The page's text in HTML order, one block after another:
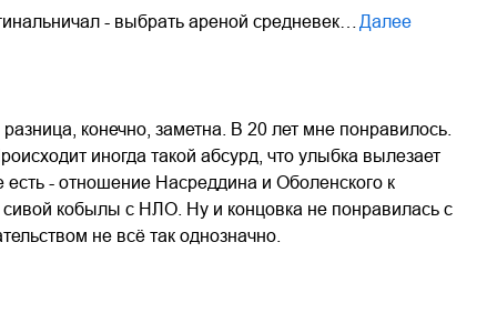
- выбрать ареной средневек…
Далее
конечно, заметна. В 20 лет мне понравилось.
иногда такой абсурд, что улыбка вылезает
- отношение Насреддина и Оболенского к
кобылы с НЛО. Ну и концовка не понравилась с
не всё так однозначно.